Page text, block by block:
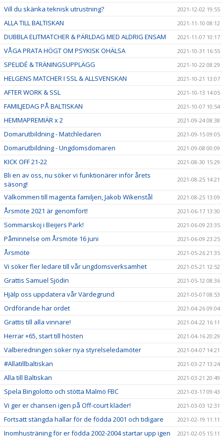
Vill du skänka teknisk utrustning? 2021-12-02 19:55
ALLA TILL BALTISKAN 2021-11-10 08:12
DUBBLA ELITMATCHER & PÄRLDAG MED ALDRIG ENSAM 2021-11-07 10:17
VÅGA PRATA HÖGT OM PSYKISK OHÄLSA 2021-10-31 16:55
SPELIDÉ & TRÄNINGSUPPLÄGG 2021-10-22 08:29
HELGENS MATCHER I SSL & ALLSVENSKAN 2021-10-21 13:07
AFTER WORK & SSL 2021-10-13 14:05
FAMILJEDAG PÅ BALTISKAN 2021-10-07 10:54
HEMMAPREMIÄR x 2 2021-09-24 08:38
Domarutbildning - Matchledaren 2021-09-15 09:05
Domarutbildning - Ungdomsdomaren 2021-09-08 00:09
KICK OFF 21-22 2021-08-30 15:29
Bli en av oss, nu söker vi funktionärer inför årets
säsong!
2021-08-25 14:21
Välkommen till magenta familjen, Jakob Wikenstål 2021-08-25 13:09
Årsmöte 2021 är genomfört! 2021-06-17 13:30
Sommarskoj i Beijers Park! 2021-06-09 23:35
Påminnelse om Årsmöte 16 juni 2021-06-09 23:25
Årsmöte 2021-05-26 21:35
Vi söker fler ledare till vår ungdomsverksamhet 2021-05-21 12:52
Grattis Samuel Sjödin 2021-05-12 08:36
Hjälp oss uppdatera vår Värdegrund 2021-05-07 08:53
Ordförande har ordet 2021-04-26 09:04
Grattis till alla vinnare! 2021-04-22 16:11
Herrar +65, start till hösten 2021-04-16 20:29
Valberedningen söker nya styrelseledamöter 2021-04-07 14:21
#Allatillbaltiskan 2021-03-27 13:24
Alla till Baltiskan 2021-03-21 20:49
Spela Bingolotto och stötta Malmö FBC 2021-03-17 09:43
Vi ger er chansen igen på Off-court kläder! 2021-03-03 12:31
Fortsatt stängda hallar för de födda 2001 och tidigare 2021-02-19 11:11
Inomhusträning för er födda 2002-2004 startar upp igen 2021-02-05 15:11